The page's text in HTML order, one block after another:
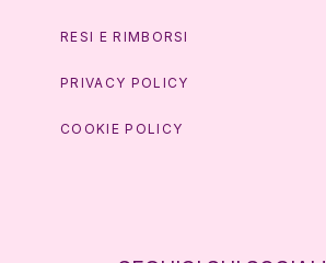
RESI E RIMBORSI
PRIVACY POLICY
COOKIE POLICY